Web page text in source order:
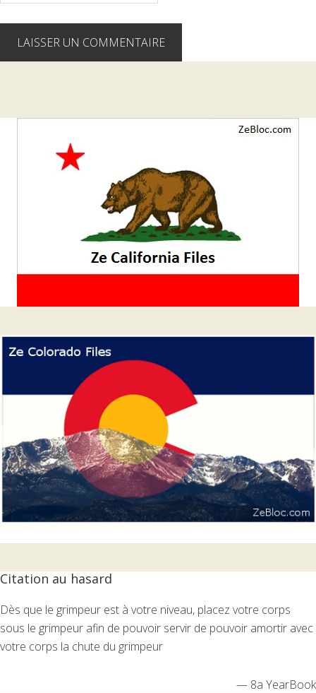
latérale
Citation au hasard
Dès que le grimpeur est à votre niveau, placez votre corps
sous le grimpeur afin de pouvoir servir de pouvoir amortir avec
votre corps la chute du grimpeur
— 8a YearBook